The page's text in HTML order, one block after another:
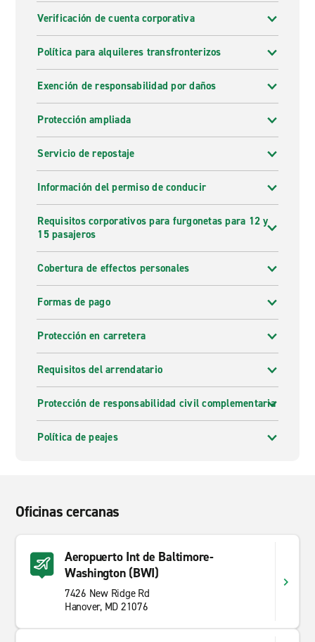
Verificación de cuenta corporativa
Política para alquileres transfronterizos
Exención de responsabilidad por daños
Protección ampliada
Servicio de repostaje
Información del permiso de conducir
Requisitos corporativos para furgonetas para 12 y
15 pasajeros
Cobertura de effectos personales
Formas de pago
Protección en carretera
Requisitos del arrendatario
Protección de responsabilidad civil complementaria
Política de peajes
Oficinas cercanas
Aeropuerto Int de Baltimore-
Washington (BWI)
7426 New Ridge Rd
Hanover, MD 21076